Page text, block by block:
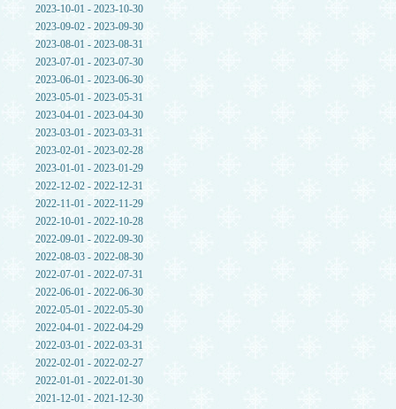
2023-10-01 - 2023-10-30
2023-09-02 - 2023-09-30
2023-08-01 - 2023-08-31
2023-07-01 - 2023-07-30
2023-06-01 - 2023-06-30
2023-05-01 - 2023-05-31
2023-04-01 - 2023-04-30
2023-03-01 - 2023-03-31
2023-02-01 - 2023-02-28
2023-01-01 - 2023-01-29
2022-12-02 - 2022-12-31
2022-11-01 - 2022-11-29
2022-10-01 - 2022-10-28
2022-09-01 - 2022-09-30
2022-08-03 - 2022-08-30
2022-07-01 - 2022-07-31
2022-06-01 - 2022-06-30
2022-05-01 - 2022-05-30
2022-04-01 - 2022-04-29
2022-03-01 - 2022-03-31
2022-02-01 - 2022-02-27
2022-01-01 - 2022-01-30
2021-12-01 - 2021-12-30